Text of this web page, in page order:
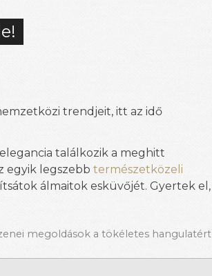
trendjeit, itt az idő
találkozik a meghitt
egyik legszebb természetközeli
álmaitok esküvőjét. Gyertek el,
megoldások a tökéletes hangulatért